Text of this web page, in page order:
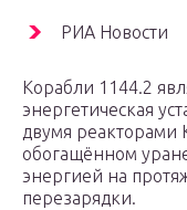
РИА Новости
Корабли 1144.2
энергетическая
двумя
обогащённом
энергией на
перезарядки.